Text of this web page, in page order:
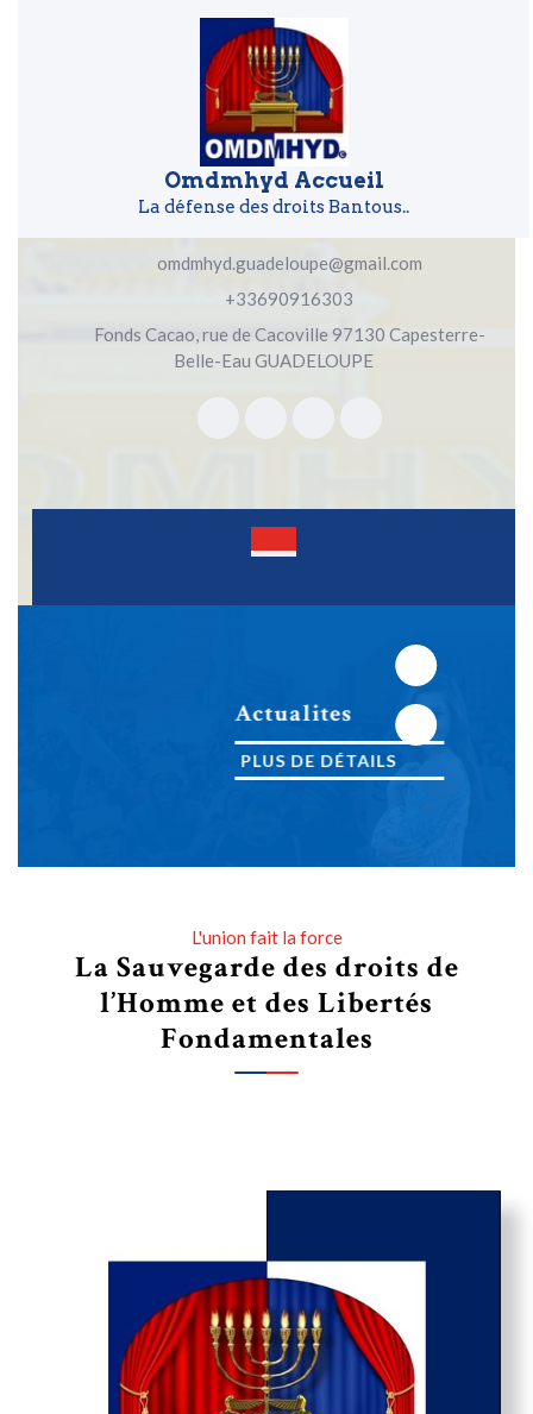
Omdmhyd Accueil
La défense des droits Bantous..
omdmhyd.guadeloupe@gmail.com
+33690916303
Fonds Cacao, rue de Cacoville 97130 Capesterre-
Belle-Eau GUADELOUPE
Actualites
PLUS DE DÉTAILS
PLUS DE DÉTAILS
Previous
Next
L'union fait la force
La Sauvegarde des droits de
l’Homme et des Libertés
Fondamentales